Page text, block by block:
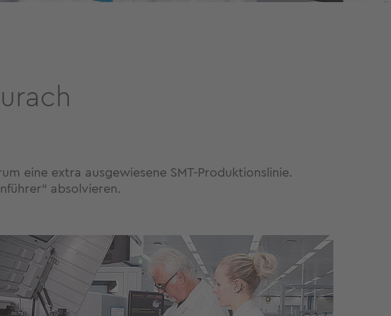
eine extra ausgewiesene SMT-Produktionslinie.
absolvieren.